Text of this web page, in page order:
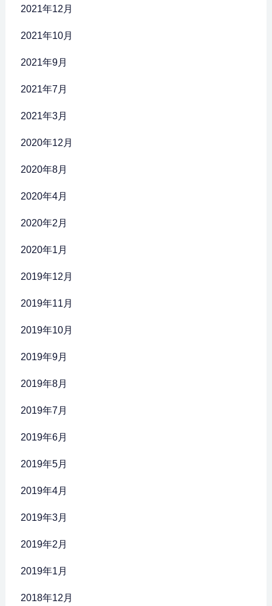
2021年12月
2021年10月
2021年9月
2021年7月
2021年3月
2020年12月
2020年8月
2020年4月
2020年2月
2020年1月
2019年12月
2019年11月
2019年10月
2019年9月
2019年8月
2019年7月
2019年6月
2019年5月
2019年4月
2019年3月
2019年2月
2019年1月
2018年12月